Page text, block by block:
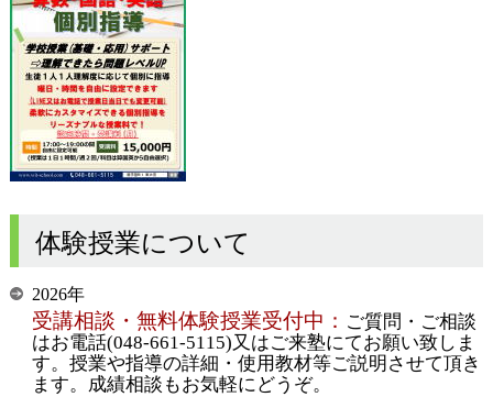
体験授業について
2026年
受講相談・無料体験授業受付中： ご質問・ご相談
はお電話(048-661-5115)又はご来塾にてお願い致しま
す。授業や指導の詳細・使用教材等ご説明させて頂き
ます。成績相談もお気軽にどうぞ。